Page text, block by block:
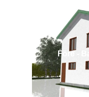
Före -